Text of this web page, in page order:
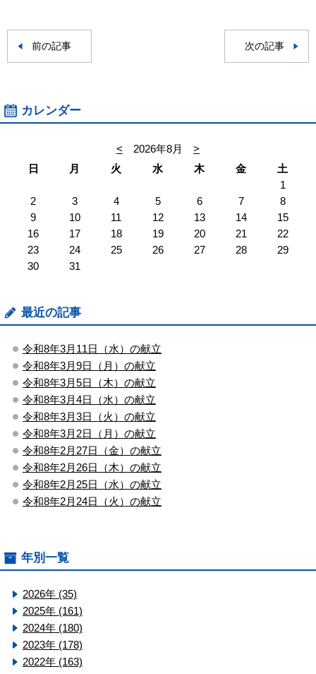
前の記事 次の記事
カレンダー
< 2026年8月
>
日
月 火 水 木 金
土
1
2
3 4 5 6 7
8
9
10 11 12 13 14
15
16
17 18 19 20 21
22
23
24 25 26 27 28
29
30
31
最近の記事
令和8年3月11日（水）の献立
令和8年3月9日（月）の献立
令和8年3月5日（木）の献立
令和8年3月4日（水）の献立
令和8年3月3日（火）の献立
令和8年3月2日（月）の献立
令和8年2月27日（金）の献立
令和8年2月26日（木）の献立
令和8年2月25日（水）の献立
令和8年2月24日（火）の献立
年別一覧
2026年 (35)
2025年 (161)
2024年 (180)
2023年 (178)
2022年 (163)